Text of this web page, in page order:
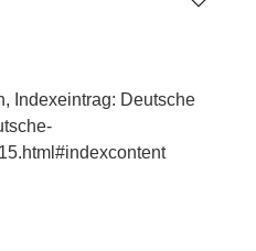
Indexeintrag: Deutsche